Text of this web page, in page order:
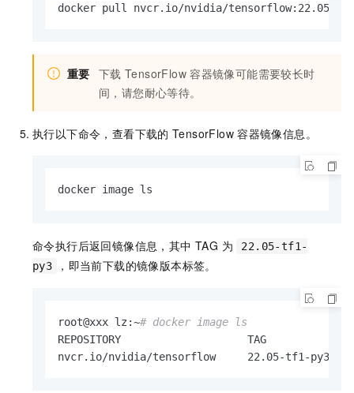
docker pull nvcr.io/nvidia/tensorflow:22.05-
重要 下载 TensorFlow 容器镜像可能需要较长时
间，请您耐心等待。
执行以下命令，查看下载的 TensorFlow 容器镜像信息。
docker image ls
命令执行后返回镜像信息，其中 TAG 为
22.05-tf1-
py3
，即当前下载的镜像版本标签。
root@xxx lz:~# docker image ls
REPOSITORY                    TAG
nvcr.io/nvidia/tensorflow     22.05-tf1-py3